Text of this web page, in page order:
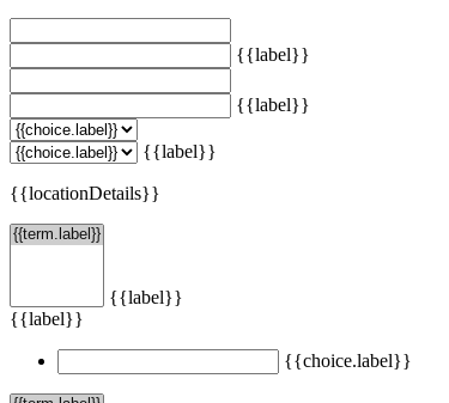
{{label}}
{{label}}
{{label}}
{{locationDetails}}
{{label}}
{{label}}
{{choice.label}}